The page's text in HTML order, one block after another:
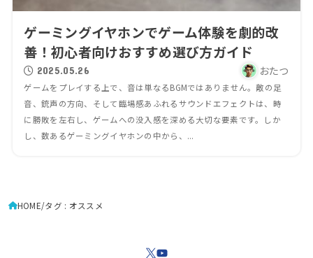
ゲーミングイヤホンでゲーム体験を劇的改
善！初心者向けおすすめ選び方ガイド
2025.05.26 おたつ
ゲームをプレイする上で、音は単なるBGMではありません。敵の足
音、銃声の方向、そして臨場感あふれるサウンドエフェクトは、時
に勝敗を左右し、ゲームへの没入感を深める大切な要素です。しか
し、数あるゲーミングイヤホンの中から、...
HOME タグ : オススメ